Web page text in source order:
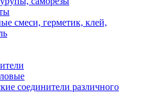
смеси, герметик, клей,
соединители различного